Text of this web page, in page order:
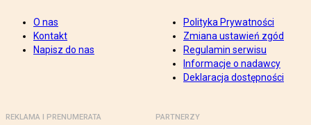
O nas
Kontakt
Napisz do nas
Polityka Prywatności
Zmiana ustawień zgód
Regulamin serwisu
Informacje o nadawcy
Deklaracja dostępności
REKLAMA I PRENUMERATA PARTNERZY